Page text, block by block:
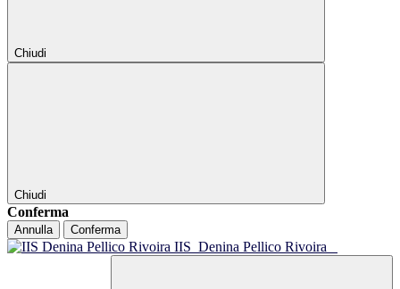
Chiudi
Chiudi
Conferma
Annulla Conferma
IIS Denina Pellico Rivoira